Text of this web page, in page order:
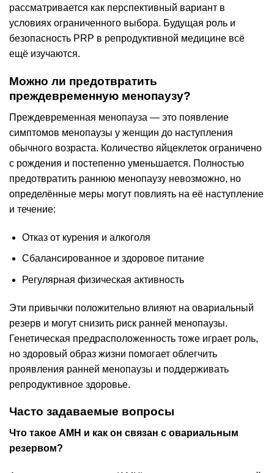
рассматривается как перспективный вариант в
условиях ограниченного выбора. Будущая роль и
безопасность PRP в репродуктивной медицине всё
ещё изучаются.
Можно ли предотвратить
преждевременную менопаузу?
Преждевременная менопауза — это появление
симптомов менопаузы у женщин до наступления
обычного возраста. Количество яйцеклеток ограничено
с рождения и постепенно уменьшается. Полностью
предотвратить раннюю менопаузу невозможно, но
определённые меры могут повлиять на её наступление
и течение:
Отказ от курения и алкоголя
Сбалансированное и здоровое питание
Регулярная физическая активность
Эти привычки положительно влияют на овариальный
резерв и могут снизить риск ранней менопаузы.
Генетическая предрасположенность тоже играет роль,
но здоровый образ жизни помогает облегчить
проявления ранней менопаузы и поддерживать
репродуктивное здоровье.
Часто задаваемые вопросы
Что такое AMH и как он связан с овариальным
резервом?